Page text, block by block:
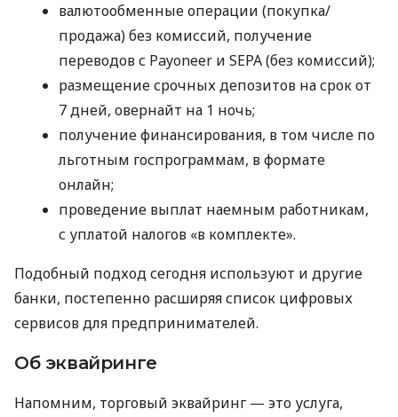
валютообменные операции (покупка/
продажа) без комиссий, получение
переводов с Payoneer и SEPA (без комиссий);
размещение срочных депозитов на срок от
7 дней, овернайт на 1 ночь;
получение финансирования, в том числе по
льготным госпрограммам, в формате
онлайн;
проведение выплат наемным работникам,
с уплатой налогов «в комплекте».
Подобный подход сегодня используют и другие
банки, постепенно расширяя список цифровых
сервисов для предпринимателей.
Об эквайринге
Напомним, торговый эквайринг — это услуга,